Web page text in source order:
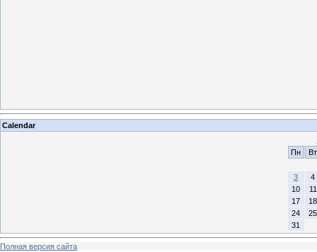
Calendar
Пн
Вт
3
4
10
11
17
18
24
25
31
Полная версия сайта